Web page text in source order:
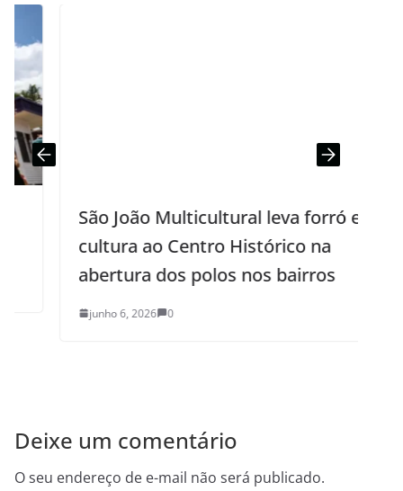
São João Multicultural leva forró e
cultura ao Centro Histórico na
abertura dos polos nos bairros
junho 6, 2026 0
Deixe um comentário
O seu endereço de e-mail não será publicado.